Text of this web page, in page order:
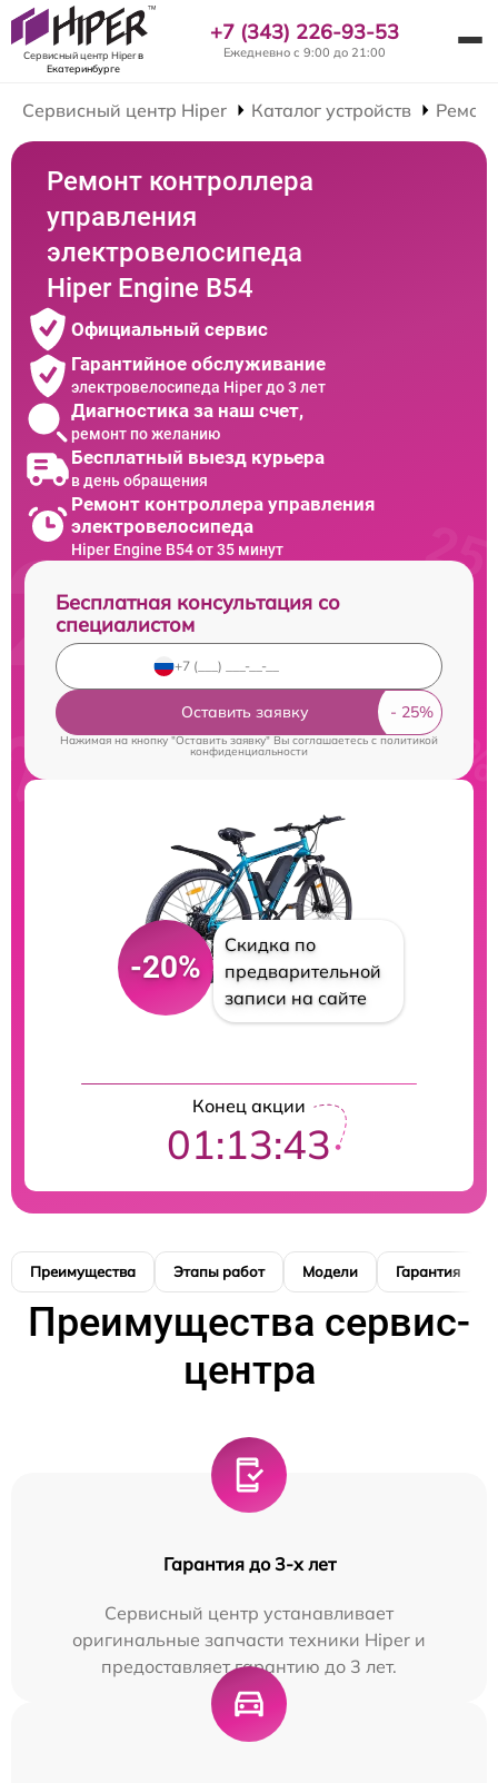
Сервисный центр Hiperв
Екатеринбурге
+7 (343) 226-93-53
Ежедневно с 9:00 до 21:00
Сервисный центр Hiper Каталог устройств
Ремонт контроллера
управления
электровелосипеда
Hiper Engine B54
Официальный сервис
Гарантийное обслуживание
электровелосипеда Hiper до 3 лет
Диагностика за наш счет,
ремонт по желанию
Бесплатный выезд курьера
в день обращения
Ремонт контроллера управления
электровелосипеда
Hiper Engine B54 от 35 минут
Бесплатная консультация со
специалистом
Оставить заявку
Нажимая на кнопку "Оставить заявку" Вы соглашаетесь cполитикой
конфиденциальности
-20%
Скидка по
предварительной
записи на сайте
Конец акции
01:13:42
Преимущества Этапы работ Модели Гарантия
Преимущества сервис-
центра
Гарантия до 3-х лет
Сервисный центр устанавливает
оригинальные запчасти техники Hiper и
предоставляет гарантию до 3 лет.